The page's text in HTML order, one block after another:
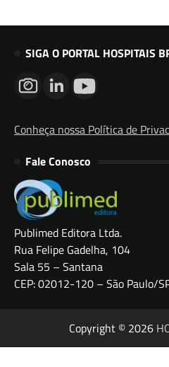
SIGA O PORTAL HOSPITAIS
Conheça nossa Política de
Fale Conosco
Publimed Editora Ltda.
Rua Felipe Gadelha, 104
Sala 55 – Santana
CEP: 02012-120 – São Paulo/
Copyright © 2026